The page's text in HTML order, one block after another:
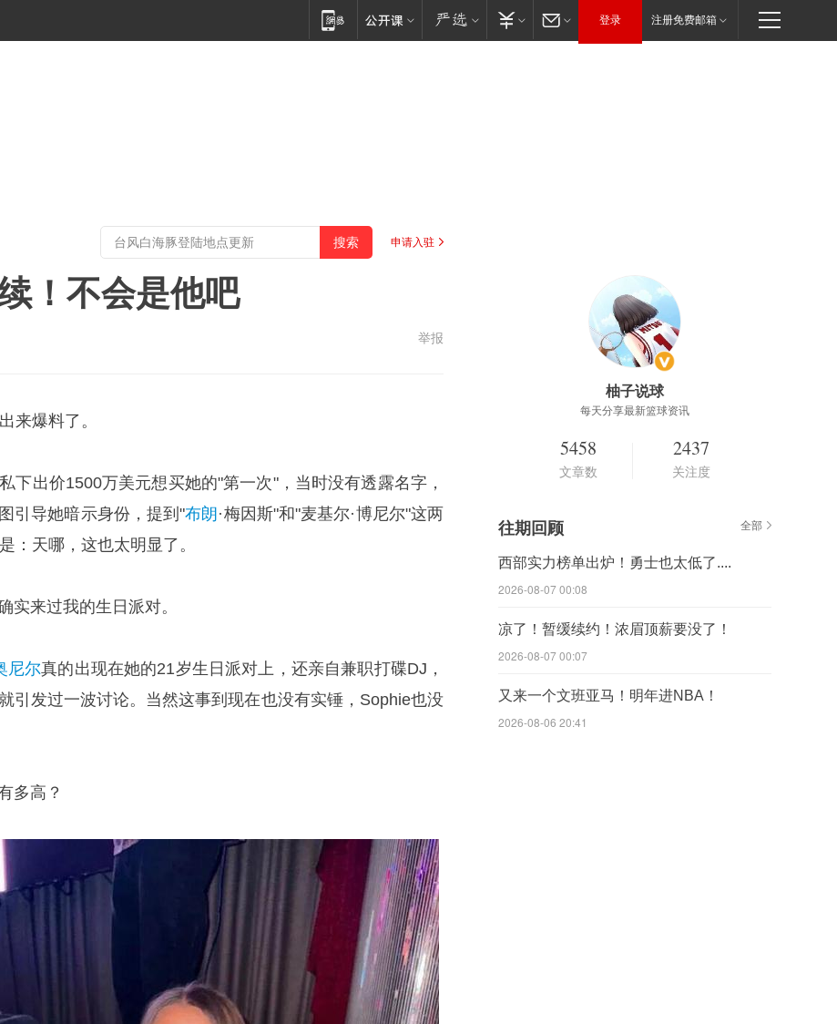
登录 注册免费邮箱
申请入驻
！不会是他吧
举报
来爆料了。
下出价1500万美元想买她的"第一次"，当时没有透露名字，
引导她暗示身份，提到"布朗 ·梅因斯"和"麦基尔·博尼尔"这两
：天哪，这也太明显了。
实来过我的生日派对。
尼尔真的出现在她的21岁生日派对上，还亲自兼职打碟DJ，
引发过一波讨论。当然这事到现在也没有实锤，Sophie也没
多高？
柚子说球
每天分享最新篮球资讯
5458
文章数
2437
关注度
往期回顾 全部
西部实力榜单出炉！勇士也太低了....
2026-08-07 00:08
凉了！暂缓续约！浓眉顶薪要没了！
2026-08-07 00:07
又来一个文班亚马！明年进NBA！
2026-08-06 20:41